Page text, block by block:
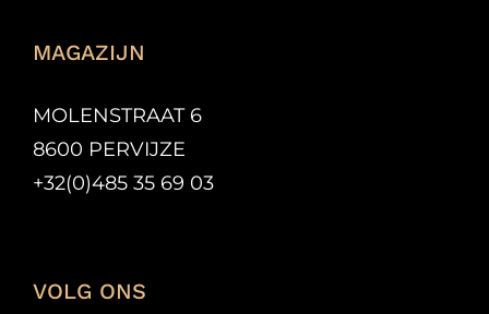
MAGAZIJN
MOLENSTRAAT 6
8600 PERVIJZE
+32(0)485 35 69 03
VOLG ONS